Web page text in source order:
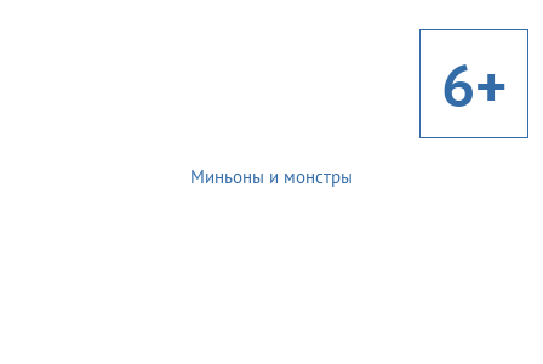
6+
Миньоны и монстры